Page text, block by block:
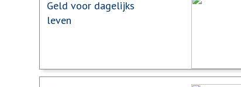
Geld voor dagelijks
leven